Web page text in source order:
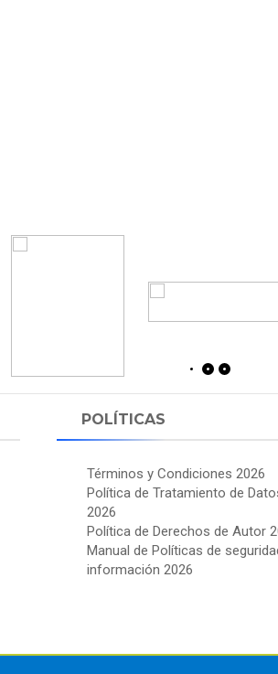
POLÍTICAS
Términos y Condiciones 2026
Política de Tratamiento de
2026
Política de Derechos de Autor
Manual de Políticas de
información 2026